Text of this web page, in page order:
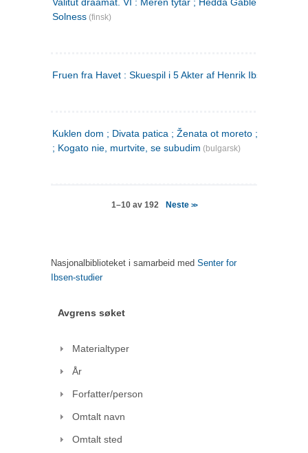
Valitut draamat. VI : Meren tytär ; Hedda Gabler ;
Solness (finsk)
Fruen fra Havet : Skuespil i 5 Akter af Henrik Ibsen
Kuklen dom ; Divata patica ; Ženata ot moreto ; Malkijat
; Kogato nie, murtvite, se subudim (bulgarsk)
1–10 av 192 Neste >>
Nasjonalbiblioteket i samarbeid med Senter for
Ibsen-studier
Avgrens søket
Materialtyper
År
Forfatter/person
Omtalt navn
Omtalt sted